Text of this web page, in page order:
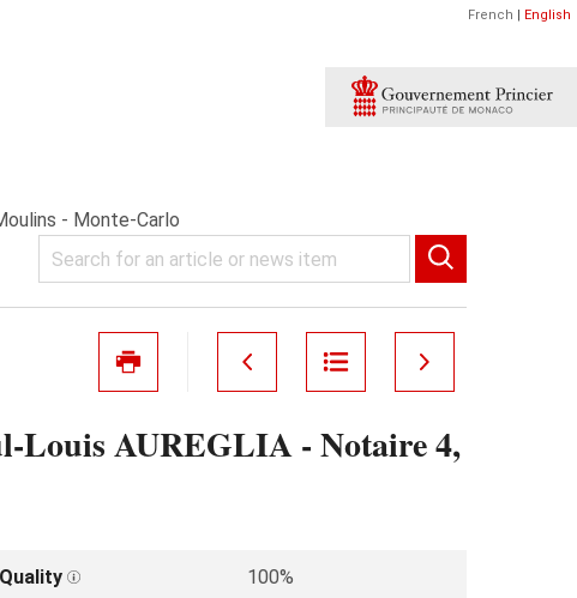
French | English
- Monte-Carlo
Louis AUREGLIA - Notaire 4,
Quality
100%